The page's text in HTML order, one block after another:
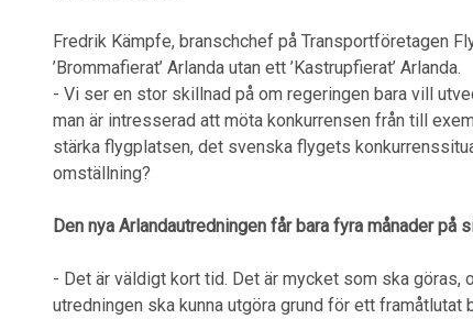
Fredrik Kämpfe, branschchef på Transportföretagen
’Brommafierat’ Arlanda utan ett ’Kastrupfierat’ Arlanda.
- Vi ser en stor skillnad på om regeringen bara vill
man är intresserad att möta konkurrensen från till
stärka flygplatsen, det svenska flygets
omställning?
Den nya Arlandautredningen får bara fyra månader på
- Det är väldigt kort tid. Det är mycket som ska göras,
utredningen ska kunna utgöra grund för ett